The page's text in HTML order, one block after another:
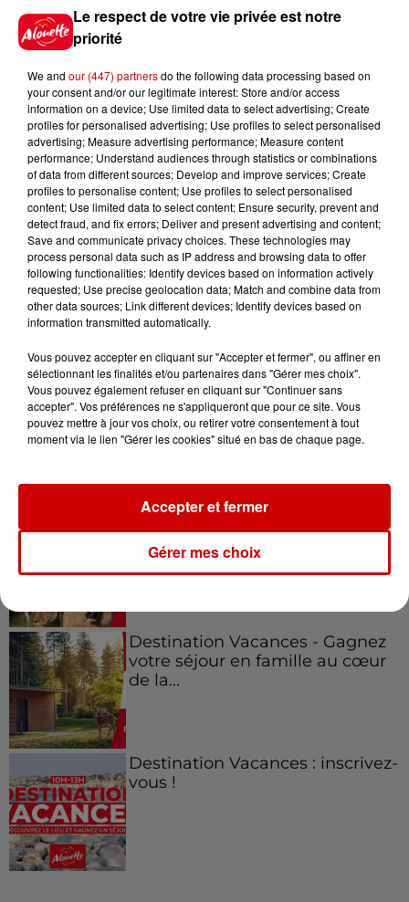
Limoges : un bébé d'un mois
blessé dans un incendie, un
appartement...
7 août 2026
Éclipse solaire : découvrez les
meilleurs spots d'observation
du...
7 août 2026
À LA UNE : professeur
condamné, repreneurs pour
Duralex et la...
Le Duel - Gagnez vos entrées
pour l'un des zoos de nos
régions !
Destination Vacances - Gagnez
votre séjour en famille au cœur
de la...
Destination Vacances : inscrivez-
vous !
Le respect de votre vie privée est notre
priorité
We and our (447) partnersdo the following data processing based on
your consent and/or our legitimate interest: Store and/or access
information on a device; Use limited data to select advertising; Create
profiles for personalised advertising; Use profiles to select personalised
advertising; Measure advertising performance; Measure content
performance; Understand audiences through statistics or combinations
of data from different sources; Develop and improve services; Create
profiles to personalise content; Use profiles to select personalised
content; Use limited data to select content; Ensure security, prevent and
detect fraud, and fix errors; Deliver and present advertising and content;
Save and communicate privacy choices. These technologies may
process personal data such as IP address and browsing data to offer
following functionalities: Identify devices based on information actively
requested; Use precise geolocation data; Match and combine data from
other data sources; Link different devices; Identify devices based on
information transmitted automatically.
Vous pouvez accepter en cliquant sur "Accepter et fermer", ou affiner en
sélectionnant les finalités et/ou partenaires dans "Gérer mes choix".
Vous pouvez également refuser en cliquant sur "Continuer sans
accepter". Vos préférences ne s'appliqueront que pour ce site. Vous
pouvez mettre à jour vos choix, ou retirer votre consentement à tout
moment via le lien "Gérer les cookies" situé en bas de chaque page.
Gérer mes choix
Accepter et fermer